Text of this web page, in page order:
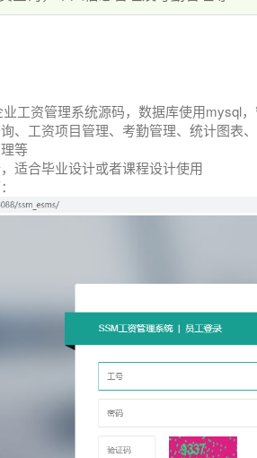
工资管理系统源码，数据库使用mysql
、工资项目管理、考勤管理、统计图表
等
适合毕业设计或者课程设计使用